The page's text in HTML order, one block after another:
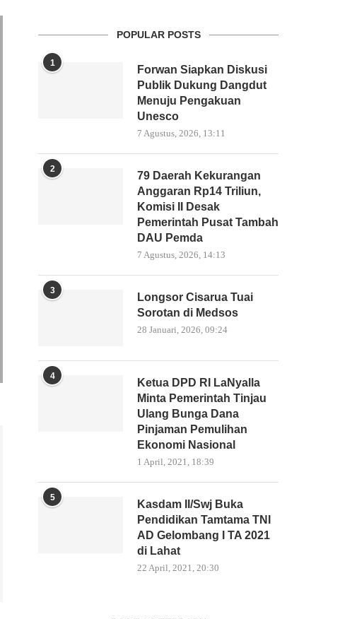
POPULAR POSTS
1
Forwan Siapkan Diskusi
Publik Dukung Dangdut
Menuju Pengakuan
Unesco
7 Agustus, 2026, 13:11
2
79 Daerah Kekurangan
Anggaran Rp14 Triliun,
Komisi II Desak
Pemerintah Pusat Tambah
DAU Pemda
7 Agustus, 2026, 14:13
3
⁠Longsor Cisarua Tuai
Sorotan di Medsos
28 Januari, 2026, 09:24
4
Ketua DPD RI LaNyalla
Minta Pemerintah Tinjau
Ulang Bunga Dana
Pinjaman Pemulihan
Ekonomi Nasional
1 April, 2021, 18:39
5
Kasdam II/Swj Buka
Pendidikan Tamtama TNI
AD Gelombang I TA 2021
di Lahat
22 April, 2021, 20:30